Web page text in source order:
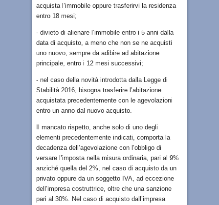
acquista l’immobile oppure trasferirvi la residenza
entro 18 mesi;
- divieto di alienare l’immobile entro i 5 anni dalla
data di acquisto, a meno che non se ne acquisti
uno nuovo, sempre da adibire ad abitazione
principale, entro i 12 mesi successivi;
- nel caso della novità introdotta dalla Legge di
Stabilità 2016, bisogna trasferire l’abitazione
acquistata precedentemente con le agevolazioni
entro un anno dal nuovo acquisto.
Il mancato rispetto, anche solo di uno degli
elementi precedentemente indicati, comporta la
decadenza dell’agevolazione con l’obbligo di
versare l’imposta nella misura ordinaria, pari al 9%
anziché quella del 2%, nel caso di acquisto da un
privato oppure da un soggetto IVA, ad eccezione
dell’impresa costruttrice, oltre che una sanzione
pari al 30%. Nel caso di acquisto dall’impresa